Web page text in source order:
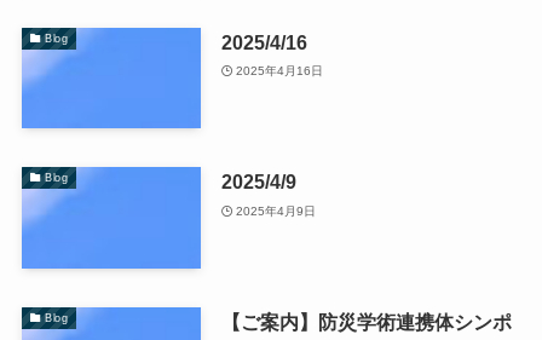
Blog 2025/4/16
2025年4月16日
Blog 2025/4/9
2025年4月9日
Blog
【ご案内】防災学術連携体シンポ